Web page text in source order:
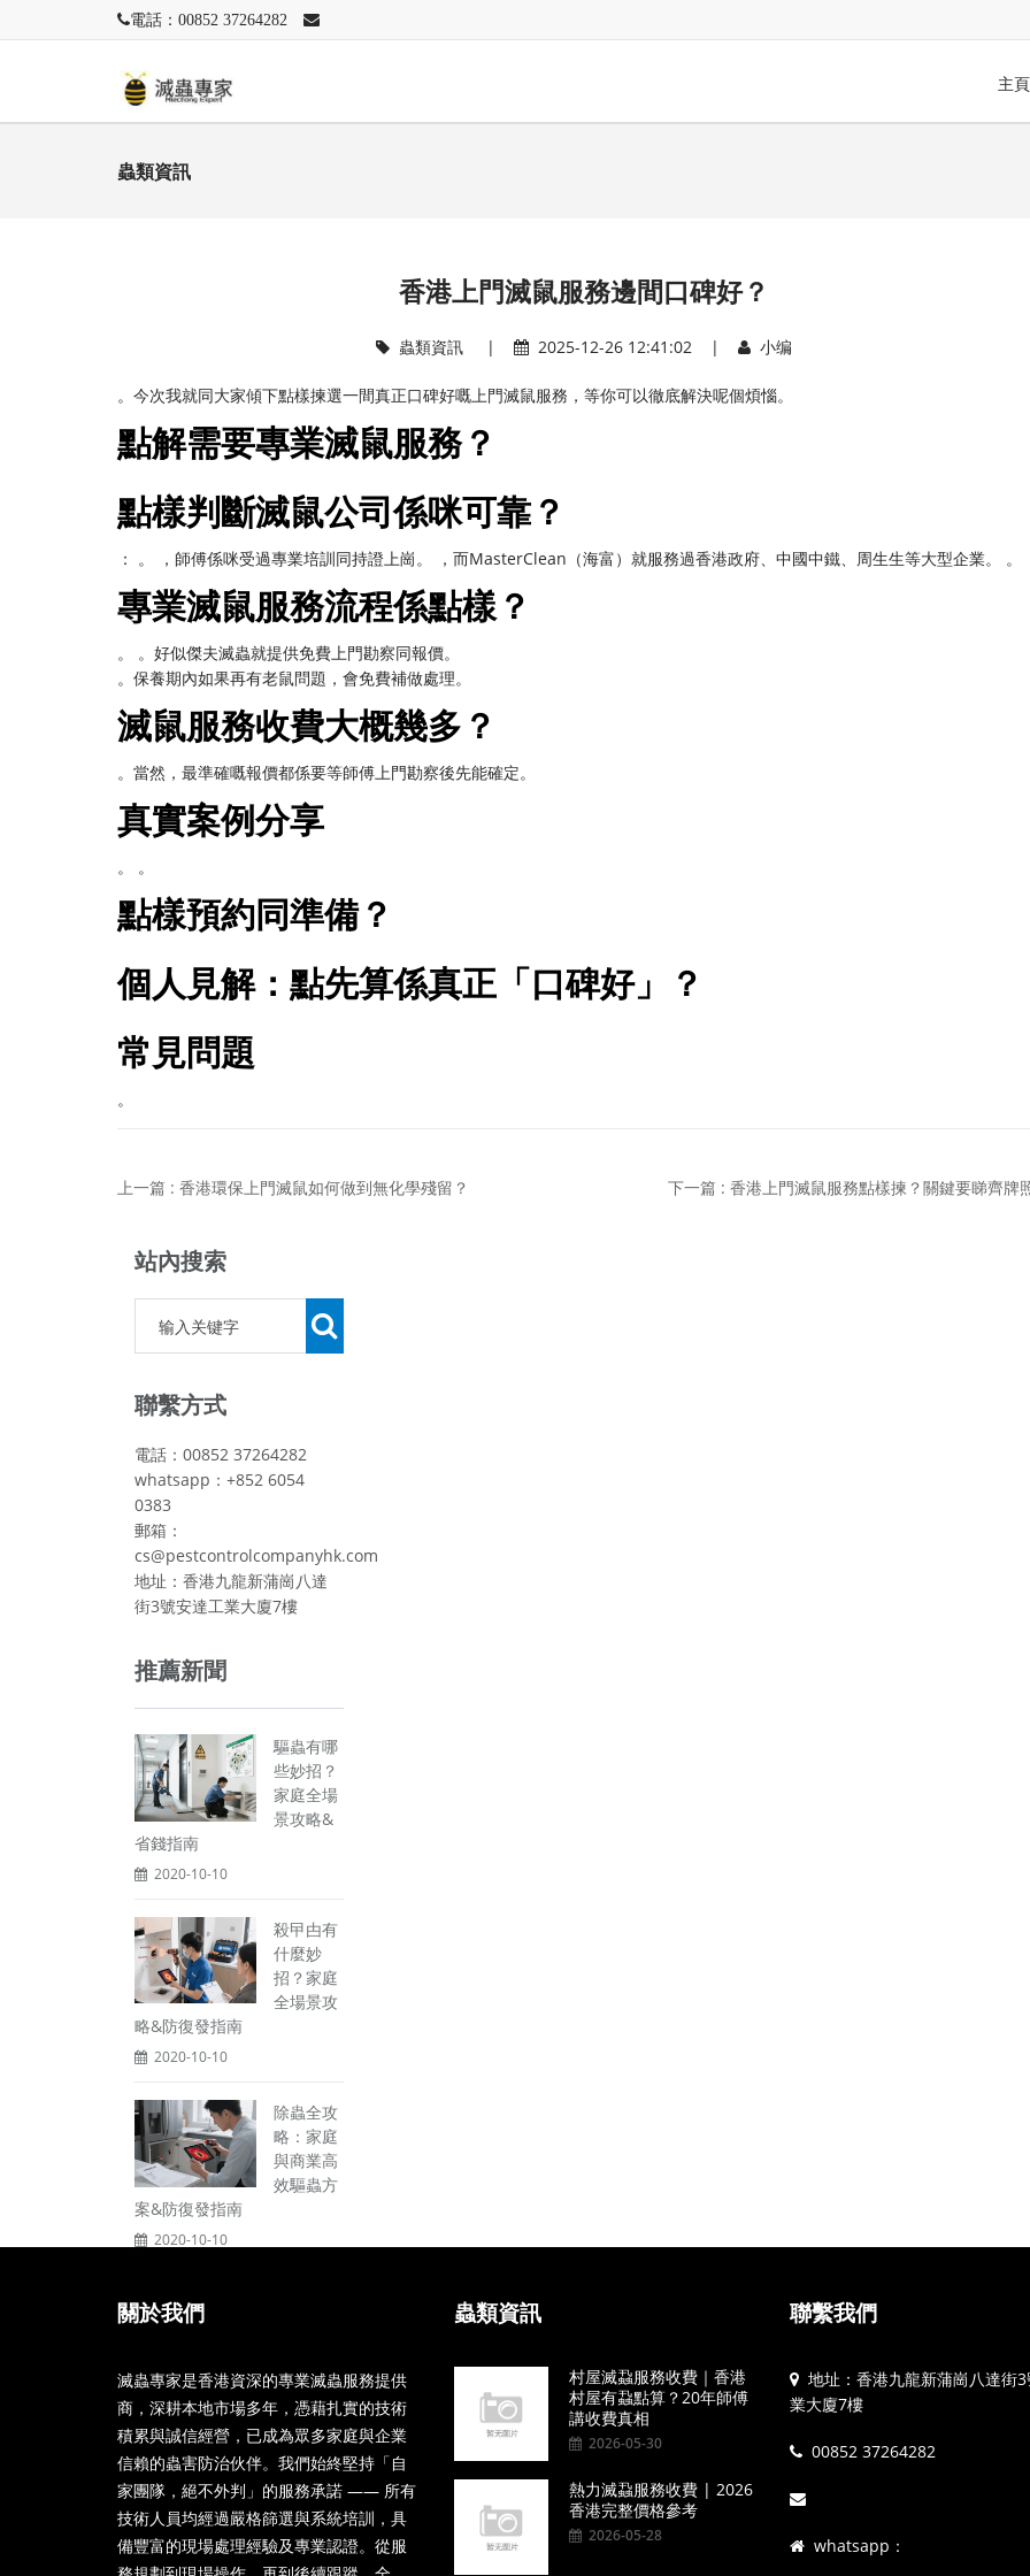
電話：00852 37264282
主頁
蟲類資訊
香港上門滅鼠服務邊間口碑好？
蟲類資訊 | 2025-12-26 12:41:02 | 小编
。今次我就同大家傾下點樣揀選一間真正口碑好嘅上門滅鼠服務，等你可以徹底解決呢個煩惱。
點解需要專業滅鼠服務？
點樣判斷滅鼠公司係咪可靠？
： 。 ，師傅係咪受過專業培訓同持證上崗。 ，而MasterClean（海富）就服務過香港政府、中國中鐵、周生生等大型企業。 。
專業滅鼠服務流程係點樣？
。 。好似傑夫滅蟲就提供免費上門勘察同報價。
。保養期內如果再有老鼠問題，會免費補做處理。
滅鼠服務收費大概幾多？
。當然，最準確嘅報價都係要等師傅上門勘察後先能確定。
真實案例分享
。 。
點樣預約同準備？
個人見解：點先算係真正「口碑好」？
常見問題
。
上一篇 : 香港環保上門滅鼠如何做到無化學殘留？ 下一篇 : 香港上門滅鼠服務點樣揀？關鍵要睇齊牌
站內搜索
聯繫方式
電話：00852 37264282
whatsapp：+852 6054
0383
郵箱：
cs@pestcontrolcompanyhk.com
地址：香港九龍新蒲崗八達
街3號安達工業大廈7樓
推薦新聞
驅蟲有哪
些妙招？
家庭全場
景攻略&
省錢指南
2020-10-10
殺曱甴有
什麼妙
招？家庭
全場景攻
略&防復發指南
2020-10-10
除蟲全攻
略：家庭
與商業高
效驅蟲方
案&防復發指南
2020-10-10
關於我們
滅蟲專家是香港資深的專業滅蟲服務提供
商，深耕本地市場多年，憑藉扎實的技術
積累與誠信經營，已成為眾多家庭與企業
信賴的蟲害防治伙伴。我們始終堅持「自
家團隊，絕不外判」的服務承諾 —— 所有
技術人員均經過嚴格篩選與系統培訓，具
備豐富的現場處理經驗及專業認證。從服
蟲類資訊
村屋滅蝨服務收費｜香港
村屋有蝨點算？20年師傅
講收費真相
2026-05-30
熱力滅蝨服務收費 | 2026
香港完整價格參考
2026-05-28
聯繫我們
地址：香港九龍新蒲崗八達街
業大廈7樓
00852 37264282
whatsapp：